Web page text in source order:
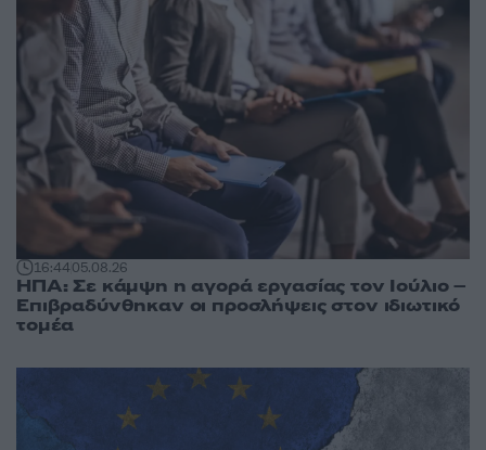
16:4405.08.26
ΗΠΑ: Σε κάμψη η αγορά εργασίας τον Ιούλιο –
Επιβραδύνθηκαν οι προσλήψεις στον ιδιωτικό
τομέα